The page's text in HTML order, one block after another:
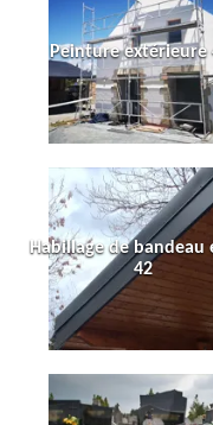
Peinture extérieure
Habillage de bandeau
42